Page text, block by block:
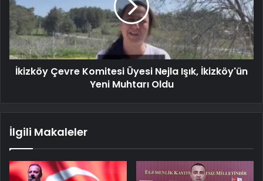
İkizköy Çevre Komitesi Üyesi Nejla Işık, İkizköy'ün
Yeni Muhtarı Oldu
İlgili Makaleler